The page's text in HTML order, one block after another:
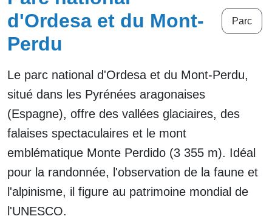
d'Ordesa et du Mont-
Perdu
Parc
Le parc national d'Ordesa et du Mont-Perdu,
situé dans les Pyrénées aragonaises
(Espagne), offre des vallées glaciaires, des
falaises spectaculaires et le mont
emblématique Monte Perdido (3 355 m). Idéal
pour la randonnée, l'observation de la faune et
l'alpinisme, il figure au patrimoine mondial de
l'UNESCO.